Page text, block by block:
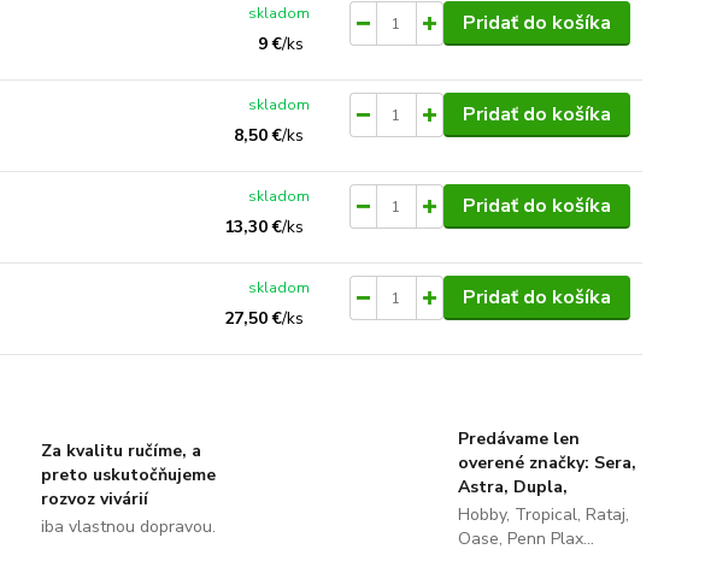
9 €/ks
skladom Pridať do košíka
8,50 €/ks
skladom Pridať do košíka
13,30 €/ks
skladom Pridať do košíka
27,50 €/ks
skladom Pridať do košíka
Za kvalitu ručíme, a
preto uskutočňujeme
rozvoz vivárií
iba vlastnou dopravou.
Predávame len
overené značky: Sera,
Astra, Dupla,
Hobby, Tropical, Rataj,
Oase, Penn Plax...